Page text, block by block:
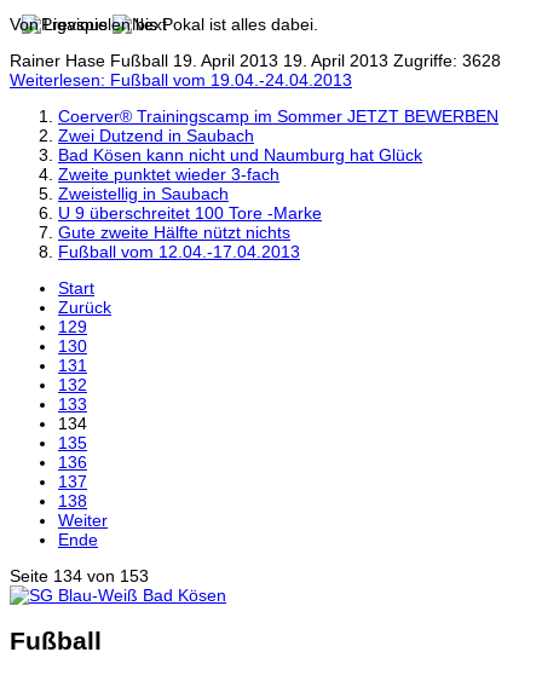
Von Ligaspielen bis Pokal ist alles dabei.
Rainer Hase Fußball 19. April 2013 19. April 2013 Zugriffe: 3628
Weiterlesen: Fußball vom 19.04.-24.04.2013
Coerver® Trainingscamp im Sommer JETZT BEWERBEN
Zwei Dutzend in Saubach
Bad Kösen kann nicht und Naumburg hat Glück
Zweite punktet wieder 3-fach
Zweistellig in Saubach
U 9 überschreitet 100 Tore -Marke
Gute zweite Hälfte nützt nichts
Fußball vom 12.04.-17.04.2013
Start
Zurück
129
130
131
132
133
134
135
136
137
138
Weiter
Ende
Seite 134 von 153
Fußball